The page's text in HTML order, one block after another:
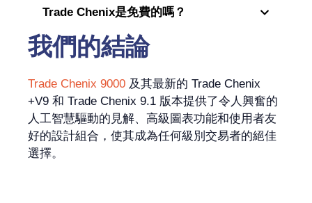
Trade Chenix是免費的嗎？
我們的結論
Trade Chenix 9000 及其最新的 Trade Chenix
+V9 和 Trade Chenix 9.1 版本提供了令人興奮的
人工智慧驅動的見解、高級圖表功能和使用者友
好的設計組合，使其成為任何級別交易者的絕佳
選擇。